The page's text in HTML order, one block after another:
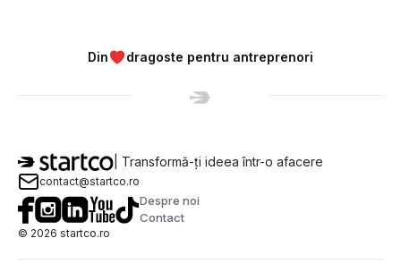
Din dragoste pentru antreprenori
| Transformă-ți ideea într-o afacere
contact@startco.ro
Despre noi
Contact
© 2026 startco.ro